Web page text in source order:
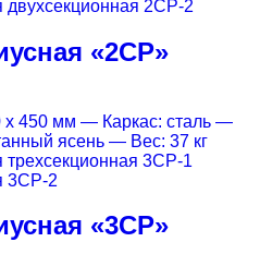
«2СР»
x 450 мм — Каркас: сталь —
ясень — Вес: 37 кг
«3СР»